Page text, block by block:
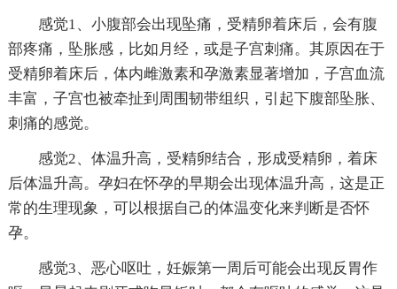
感觉1、小腹部会出现坠痛，受精卵着床后，会有腹
部疼痛，坠胀感，比如月经，或是子宫刺痛。其原因在于
受精卵着床后，体内雌激素和孕激素显著增加，子宫血流
丰富，子宫也被牵扯到周围韧带组织，引起下腹部坠胀、
刺痛的感觉。
感觉2、体温升高，受精卵结合，形成受精卵，着床
后体温升高。孕妇在怀孕的早期会出现体温升高，这是正
常的生理现象，可以根据自己的体温变化来判断是否怀
孕。
感觉3、恶心呕吐，妊娠第一周后可能会出现反胃作